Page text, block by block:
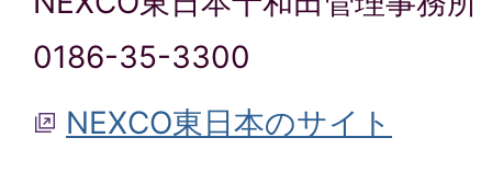
0186-35-3300
NEXCO東日本のサイト